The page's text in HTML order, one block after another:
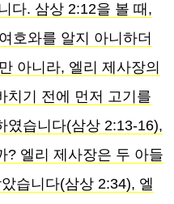
다. 삼상 2:12을 볼 때,
호와를 알지 아니하더
아니라, 엘리 제사장의
치기 전에 먼저 고기를
였습니다(삼상 2:13-16),
? 엘리 제사장은 두 아들
습니다(삼상 2:34), 엘